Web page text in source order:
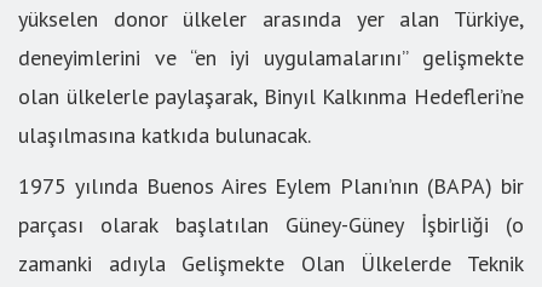
yükselen donor ülkeler arasında yer alan Türkiye,
deneyimlerini ve “en iyi uygulamalarını” gelişmekte
olan ülkelerle paylaşarak, Binyıl Kalkınma Hedefleri’ne
ulaşılmasına katkıda bulunacak.
1975 yılında Buenos Aires Eylem Planı’nın (BAPA) bir
parçası olarak başlatılan Güney-Güney İşbirliği (o
zamanki adıyla Gelişmekte Olan Ülkelerde Teknik